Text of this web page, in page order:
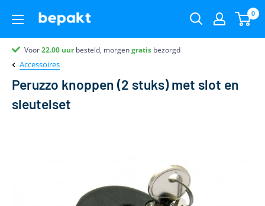
0
Voor22.00uurbesteld, morgengratisbezorgd
Partner van
Klantenbeoordeling 9.4
Accessoires
Peruzzo knoppen (2 stuks) met slot en
sleutelset